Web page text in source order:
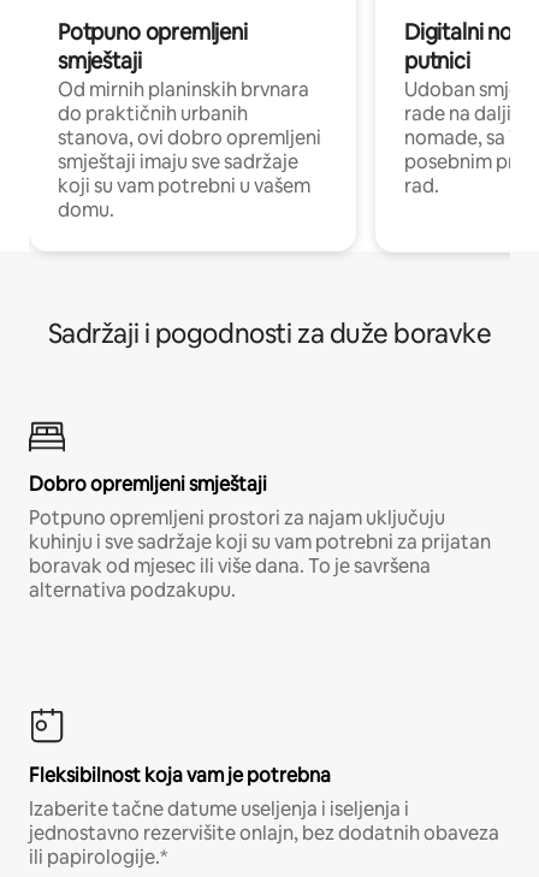
Potpuno opremljeni
smještaji
Od mirnih planinskih brvnara
do praktičnih urbanih
stanova, ovi dobro opremljeni
smještaji imaju sve sadržaje
koji su vam potrebni u vašem
domu.
Digitalni
putnici
Udoban
rade na
nomade, sa
posebnim
rad.
Sadržaji i pogodnosti za duže boravke
Dobro opremljeni smještaji
Potpuno opremljeni prostori za najam uključuju
kuhinju i sve sadržaje koji su vam potrebni za prijatan
boravak od mjesec ili više dana. To je savršena
alternativa podzakupu.
Fleksibilnost koja vam je potrebna
Izaberite tačne datume useljenja i iseljenja i
jednostavno rezervišite onlajn, bez dodatnih obaveza
ili papirologije.*